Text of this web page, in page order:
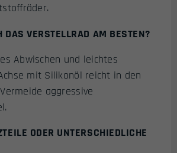
DAS VERSTELLRAD AM BESTEN?
Abwischen und leichtes
mit Silikonöl reicht in den
aggressive
ODER UNTERSCHIEDLICHE